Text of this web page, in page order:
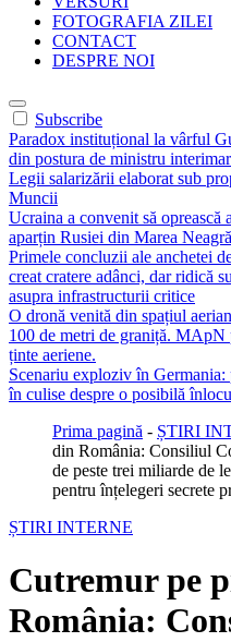
FOTOGRAFIA ZILEI
CONTACT
DESPRE NOI
Subscribe
Paradox instituțional la vârful
din postura de ministru
Legii salarizării elaborat sub
Muncii
Ucraina a convenit să oprească
aparțin Rusiei din Marea Neagră
Primele concluzii ale anchetei
creat cratere adânci, dar ridică
asupra infrastructurii critice
O dronă venită din spațiul
100 de metri de graniță. MApN
ținte aeriene.
Scenariu exploziv în
în culise despre o posibilă
Prima pagină - ȘTIRI
din România: Consiliul
de peste trei miliarde de
pentru înțelegeri secrete
ȘTIRI INTERNE
Cutremur pe
România: